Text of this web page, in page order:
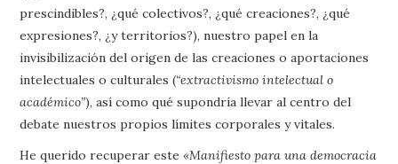
prescindibles?, ¿qué colectivos?, ¿qué creaciones?, ¿qué
expresiones?, ¿y territorios?), nuestro papel en la
invisibilización del origen de las creaciones o aportaciones
intelectuales o culturales (“extractivismo intelectual o
académico”), así como qué supondría llevar al centro del
debate nuestros propios límites corporales y vitales.
He querido recuperar este«Manifiesto para una democracia